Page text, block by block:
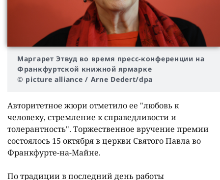
Маргарет Этвуд во время пресс-конференции на
Франкфуртской книжной ярмарке
© picture alliance / Arne Dedert/dpa
Авторитетное жюри отметило ее "любовь к
человеку, стремление к справедливости и
толерантность". Торжественное вручение премии
состоялось 15 октября в церкви Святого Павла во
Франкфурте-на-Майне.
По традиции в последний день работы